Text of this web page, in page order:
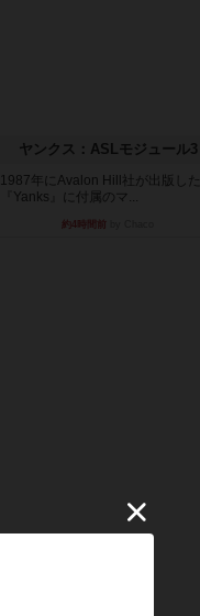
ヤンクス：ASLモジュール3
1987年にAvalon Hill社が出版した
『Yanks』に付属のマ...
約4時間前